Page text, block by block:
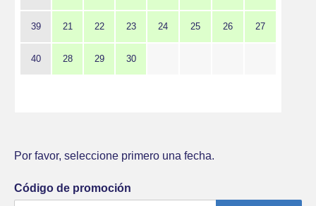
39 21 22 23 24 25 26 27
40 28 29 30
Por favor, seleccione primero una fecha.
Código de promoción